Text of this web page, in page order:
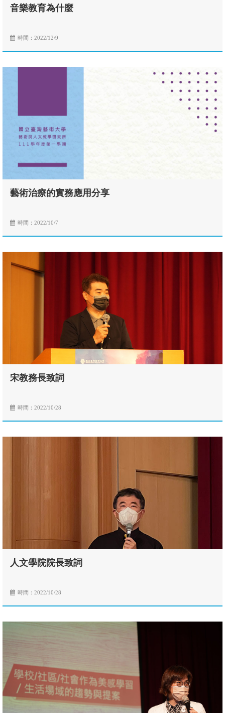
音樂教育為什麼
時間：2022/12/9
藝術治療的實務應用分享
時間：2022/10/7
宋教務長致詞
時間：2022/10/28
人文學院院長致詞
時間：2022/10/28